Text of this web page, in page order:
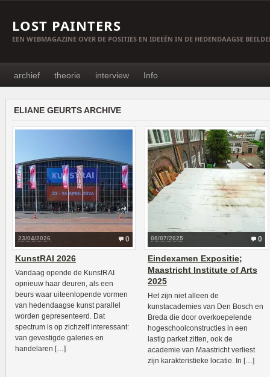
LOST PAINTERS
EEN WEBMAGAZINE OVER DE POSITIES EN IDEEËN IN DE HEDENDAAGSE
archief theorie interview Info
ELIANE GEURTS ARCHIVE
0
23/04/2026
KunstRAI 2026
Vandaag opende de KunstRAI
opnieuw haar deuren, als een
beurs waar uiteenlopende vormen
van hedendaagse kunst parallel
worden gepresenteerd. Dat
spectrum is op zichzelf interessant:
van gevestigde galeries en
handelaren […]
0
08/07/2025
Eindexamen Expositie;
Maastricht Institute of Arts
2025
Het zijn niet alleen de
kunstacademies van Den Bosch en
Breda die door overkoepelende
hogeschoolconstructies in een
lastig parket zitten, ook de
academie van Maastricht verliest
zijn karakteristieke locatie. In […]